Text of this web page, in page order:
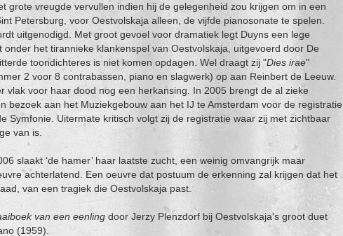
grote vreugde vervullen indien hij de gelegenheid zou krijgen om in een
Petersburg, voor Oestvolskaja alleen, de vijfde pianosonate te spelen.
uitgenodigd. Met groot gevoel voor dramatiek legt Duyns een lege
onder het tirannieke klankenspel van Oestvolskaja, uitgevoerd door De
toondichteres is niet komen opdagen. Wel draagt zij "Dies irae"
2 voor 8 contrabassen, piano en slagwerk) op aan Reinbert de Leeuw.
vlak voor haar dood nog een herkansing. In 2005 brengt de al zieke
bezoek aan het Muziekgebouw aan het IJ te Amsterdam voor de registratie
Symfonie. Uitermate kritisch volgt zij de registratie waar zij met zichtbaar
van is.
slaakt ‘de hamer’ haar laatste zucht, een weinig omvangrijk maar
achterlatend. Een oeuvre dat postuum de erkenning zal krijgen dat het
van een tragiek die Oestvolskaja past.
van een eenling door Jerzy Plenzdorf bij Oestvolskaja's groot duet
(1959).